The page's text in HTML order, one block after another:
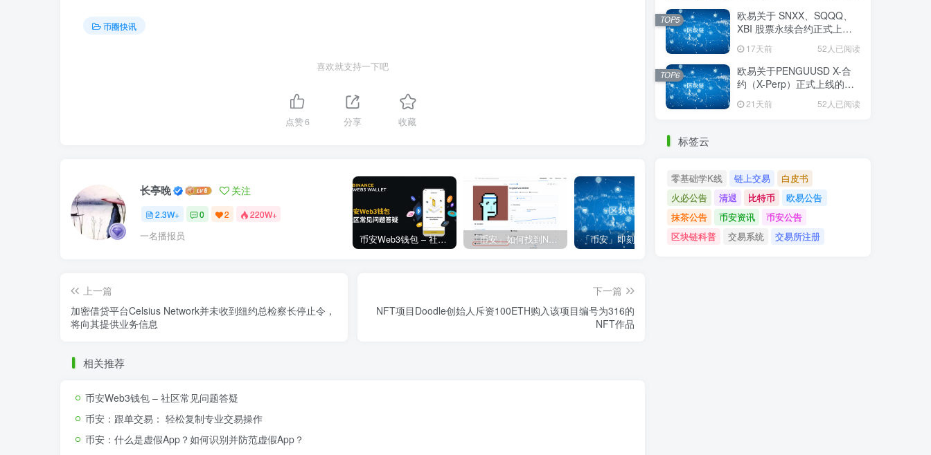
币圈快讯
喜欢就支持一下吧
点赞6 分享 收藏
长亭晚 关注
2.3W+ 0 2 220W+
一名播报员 币安Web3钱包 – 社区常见问题答疑 「币安」如何找到NFT合约地址？ 「欧易OKX」关于支持BNB Smart Chain（BEP20）网络升级和硬分叉的公告
上一篇
加密借贷平台Celsius Network并未收到纽约总检察长停止令，
将向其提供业务信息
下一篇
NFT项目Doodle创始人斥资100ETH购入该项目编号为316的
NFT作品
相关推荐
币安Web3钱包 – 社区常见问题答疑
币安：跟单交易： 轻松复制专业交易操作
币安：什么是虚假App？如何识别并防范虚假App？
欧易关于 SNXX、SQQQ、
XBI 股票永续合约正式上线
17天前 52人已阅读
TOP5
欧易关于PENGUUSD X-合
约（X-Perp）正式上线的公
21天前 52人已阅读
TOP6
标签云
零基础学K线 链上交易
白皮书
火必公告
清退 比特币
欧易公告
抹茶公告
币安资讯
币安公告
区块链科普
交易系统 交易所注册